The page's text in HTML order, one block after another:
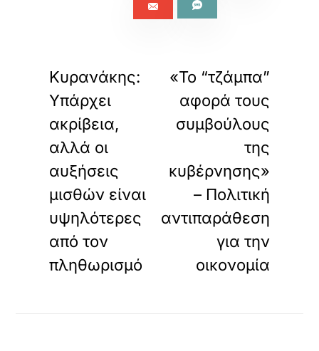
Κυρανάκης:
Υπάρχει
ακρίβεια,
αλλά οι
αυξήσεις
μισθών είναι
υψηλότερες
από τον
πληθωρισμό
«Το “τζάμπα”
αφορά τους
συμβούλους
της
κυβέρνησης»
– Πολιτική
αντιπαράθεση
για την
οικονομία